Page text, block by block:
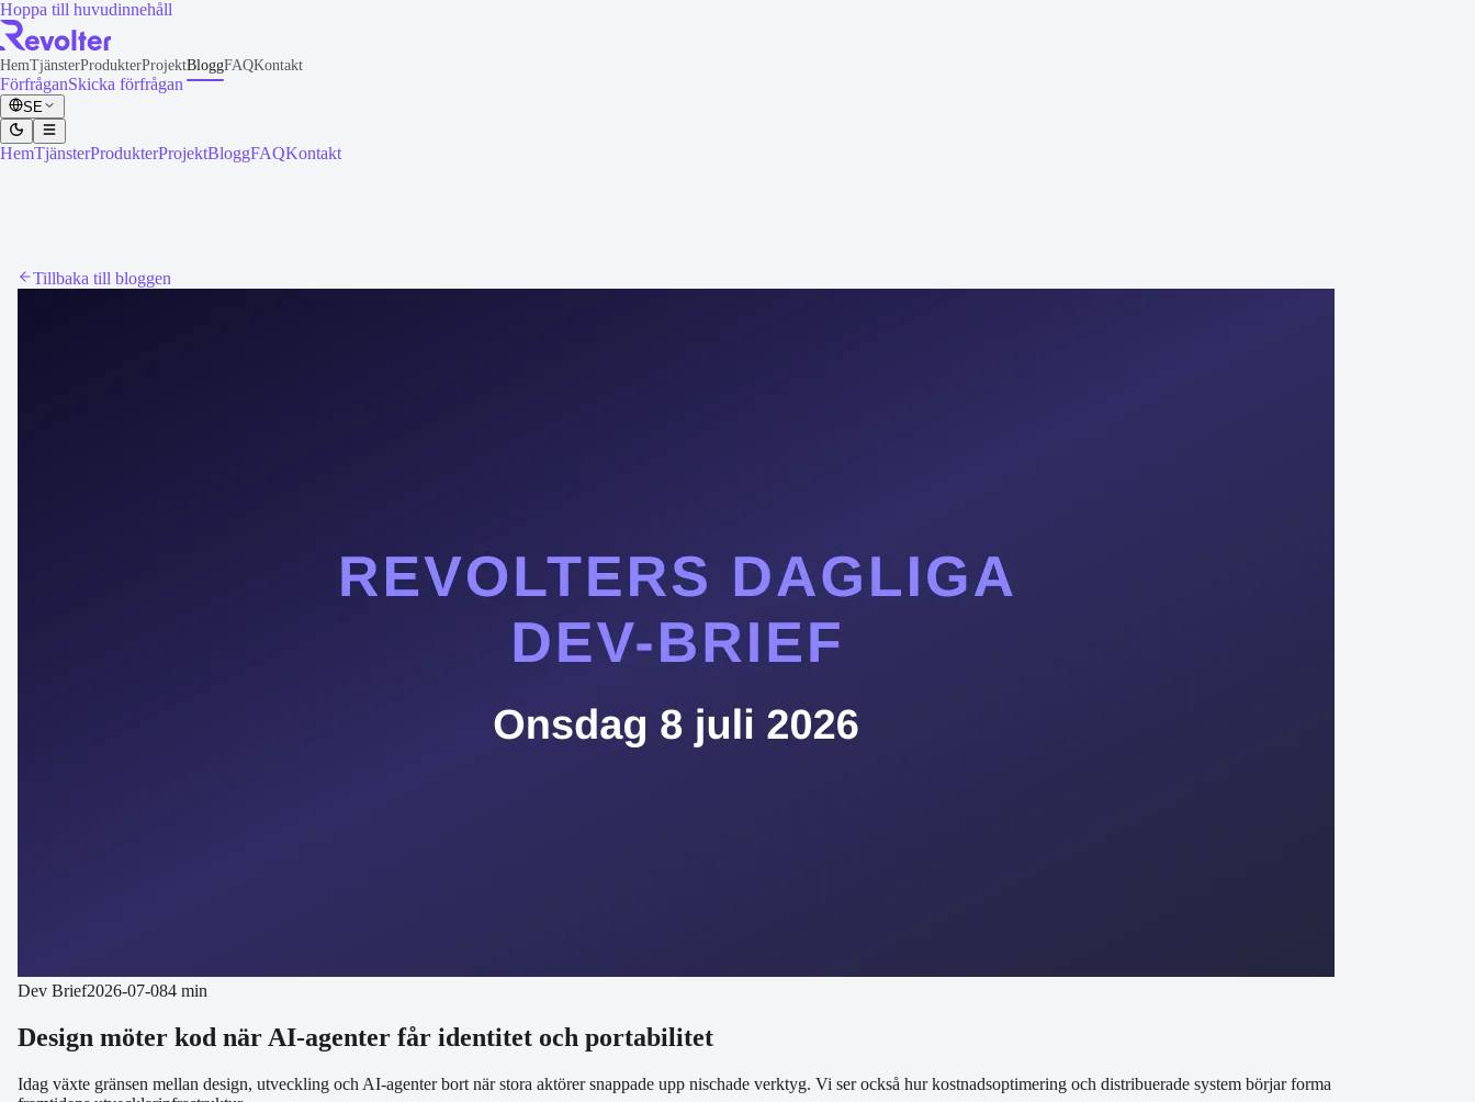
Hoppa till huvudinnehåll
HemTjänsterProdukterProjektBloggFAQKontakt
FörfråganSkicka förfrågan
SE
HemTjänsterProdukterProjektBloggFAQKontakt
Tillbaka till bloggen
Dev Brief2026-07-084 min
Design möter kod när AI-agenter får identitet och portabilitet
Idag växte gränsen mellan design, utveckling och AI-agenter bort när stora aktörer snappade upp nischade verktyg. Vi ser också hur kostnadsoptimering och distribuerade system börjar forma